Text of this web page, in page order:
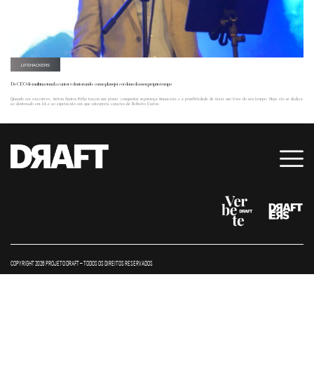
LIFEHACKERS
De CEO de multinacional a cantor e doutorando: como planejei ser dono do meu próprio tempo
Quando era executivo, Ailton Santos Filho traçou um plano: conquistar segurança financeira e a possibilidade de fazer uso livre do seu tempo. Hoje ele se dedica
ao doutorado em IA e ao espetáculo em que interpreta canções de Roberto Carlos.
COPYRIGHT 2026 PROJETO DRAFT – TODOS OS DIREITOS RESERVADOS